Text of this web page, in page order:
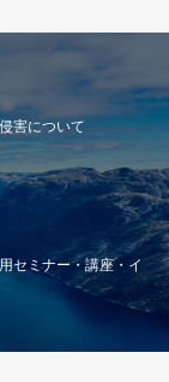
害について
セミナー・講座・イ